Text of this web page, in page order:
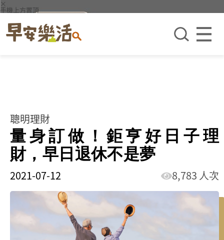
×
手機上方置頂
聰明理財
量身訂做！鉅亨好日子理
財，早日退休不是夢
2021-07-12 8,783 人次